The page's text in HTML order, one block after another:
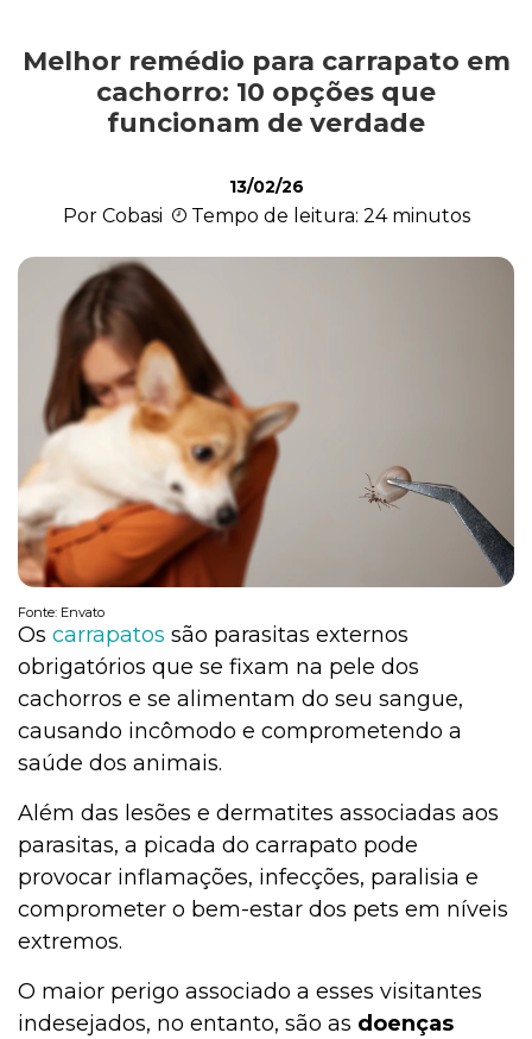
Alimentação
Filhotes
Saúde
Melhor remédio para carrapato em
cachorro: 10 opções que
funcionam de verdade
13/02/26
Por Cobasi Tempo de leitura: 24 minutos
Fonte: Envato
Os carrapatos são parasitas externos
obrigatórios que se fixam na pele dos
cachorros e se alimentam do seu sangue,
causando incômodo e comprometendo a
saúde dos animais.
Além das lesões e dermatites associadas aos
parasitas, a picada do carrapato pode
provocar inflamações, infecções, paralisia e
comprometer o bem-estar dos pets em níveis
extremos.
O maior perigo associado a esses visitantes
indesejados, no entanto, são as doenças